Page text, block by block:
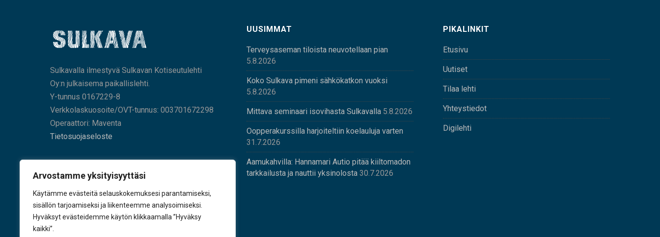
Arvostamme yksityisyyttäsi
Käytämme evästeitä selauskokemuksesi parantamiseksi,
sisällön tarjoamiseksi ja liikenteemme analysoimiseksi.
Hyväksyt evästeidemme käytön klikkaamalla ”Hyväksy
kaikki”.
Sulkavalla ilmestyvä Sulkavan Kotiseutulehti
Oy:n julkaisema paikallislehti.
Y-tunnus 0167229-8
Verkkolaskuosoite/OVT-tunnus: 003701672298
Operaattori: Maventa
Tietosuojaseloste
KÄY TYKKÄÄMÄSSÄ
UUSIMMAT
Terveysaseman tiloista neuvotellaan pian
5.8.2026
Koko Sulkava pimeni sähkökatkon vuoksi
5.8.2026
Mittava seminaari isovihasta Sulkavalla 5.8.2026
Oopperakurssilla harjoiteltiin koelauluja varten
31.7.2026
Aamukahvilla: Hannamari Autio pitää kiiltomadon
tarkkailusta ja nauttii yksinolosta 30.7.2026
PIKALINKIT
Etusivu
Uutiset
Tilaa lehti
Yhteystiedot
Digilehti